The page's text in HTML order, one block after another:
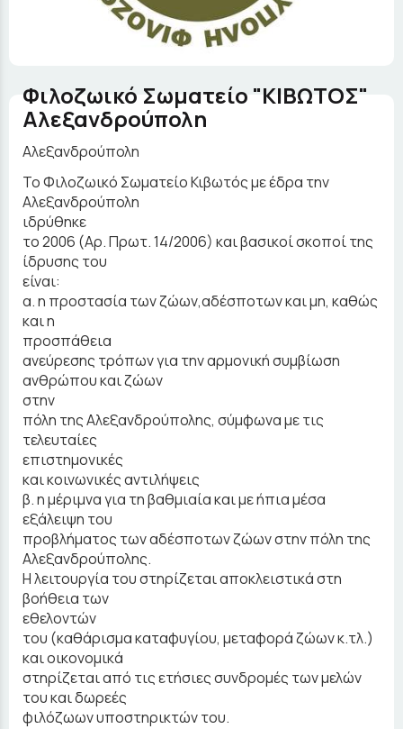
Φιλοζωικό Σωματείο "ΚΙΒΩΤΟΣ"
Αλεξανδρούπολη
Αλεξανδρούπολη
Το Φιλοζωικό Σωματείο Κιβωτός με έδρα την
Αλεξανδρούπολη
ιδρύθηκε
το 2006 (Αρ. Πρωτ. 14/2006) και βασικοί σκοποί της
ίδρυσης του
είναι:
α. η προστασία των ζώων,αδέσποτων και μη, καθώς
και η
προσπάθεια
ανεύρεσης τρόπων για την αρμονική συμβίωση
ανθρώπου και ζώων
στην
πόλη της Αλεξανδρούπολης, σύμφωνα με τις
τελευταίες
επιστημονικές
και κοινωνικές αντιλήψεις
β. η μέριμνα για τη βαθμιαία και με ήπια μέσα
εξάλειψη του
προβλήματος των αδέσποτων ζώων στην πόλη της
Αλεξανδρούπολης.
Η λειτουργία του στηρίζεται αποκλειστικά στη
βοήθεια των
εθελοντών
του (καθάρισμα καταφυγίου, μεταφορά ζώων κ.τλ.)
και οικονομικά
στηρίζεται από τις ετήσιες συνδρομές των μελών
του και δωρεές
φιλόζωων υποστηρικτών του.